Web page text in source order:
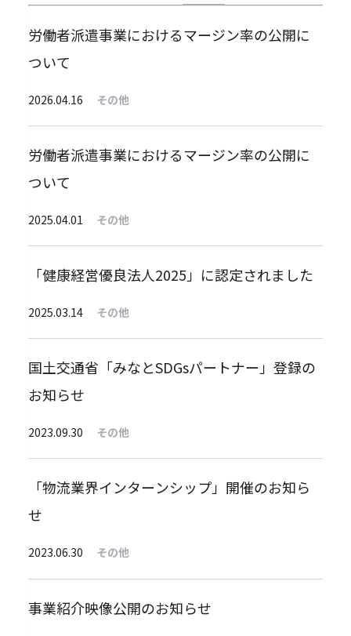
労働者派遣事業におけるマージン率の公開に
ついて
2026.04.16 その他
労働者派遣事業におけるマージン率の公開に
ついて
2025.04.01 その他
「健康経営優良法人2025」に認定されました
2025.03.14 その他
国土交通省「みなとSDGsパートナー」登録の
お知らせ
2023.09.30 その他
「物流業界インターンシップ」開催のお知ら
せ
2023.06.30 その他
事業紹介映像公開のお知らせ